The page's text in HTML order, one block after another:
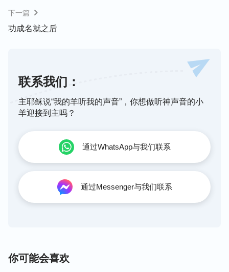
为了让大家看到我有管理能力，我开始严格地管理下
天，我看到一个下属在工作时间玩FB，我就气不打
一处来，心想：你们也太没有责任心了，工作做不完
竟然还玩手机。尤其看到其他部门的人也在，我更觉
得自己的威严受到了挑战，他们是我的下属，一举一
么看我啊，岂不笑话我教导无方吗？于是我大声教训
他们说：“你们在我这里干活就必须遵守我的规则，
给我走人。”那个下属被我说得不敢抬头看我，那一
瞬间我觉得自己是不是说的有些过分了，但一想到我
几个月后，一位姊妹给我传了全能神的国度福音，通
过姊妹的交通我才知道我们人类被撒但败坏后，身上
下一篇
功成名就之后
联系我们：
主耶稣说“我的羊听我的声音”，你想做听神声音的小
羊迎接到主吗？
通过WhatsApp与我们联系
通过Messenger与我们联系
你可能会喜欢